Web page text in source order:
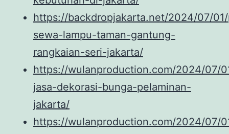
https://backdropjakarta.net/2024/07/
sewa-lampu-taman-gantung-
rangkaian-seri-jakarta/
https://wulanproduction.com/2024/07/
jasa-dekorasi-bunga-pelaminan-
jakarta/
https://wulanproduction.com/2024/07/